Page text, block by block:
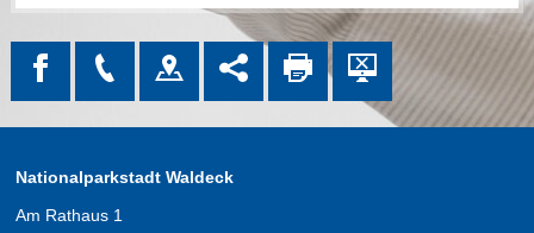
Nationalparkstadt Waldeck
Am Rathaus 1